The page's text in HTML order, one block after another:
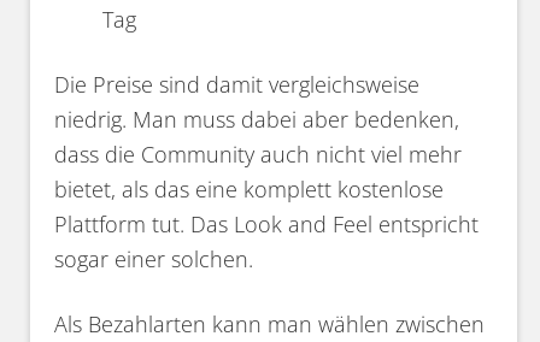
Tag
Die Preise sind damit vergleichsweise
niedrig. Man muss dabei aber bedenken,
dass die Community auch nicht viel mehr
bietet, als das eine komplett kostenlose
Plattform tut. Das Look and Feel entspricht
sogar einer solchen.
Als Bezahlarten kann man wählen zwischen